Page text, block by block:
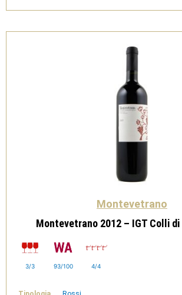
quantità
Montevetrano
Montevetrano 2012 – IGT Colli di
3/3 93/100 4/4